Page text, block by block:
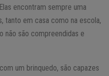
encontram sempre uma
tanto em casa como na escola,
não são compreendidas e
um brinquedo, são capazes